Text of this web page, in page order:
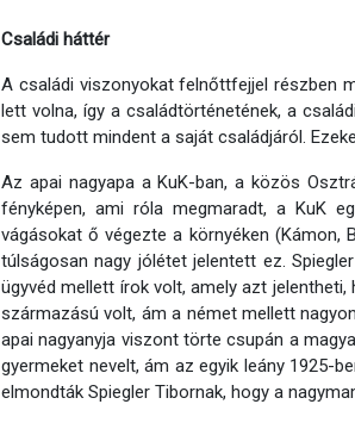
Családi háttér
A családi viszonyokat felnőttfejjel részben
lett volna, így a családtörténetének, a
sem tudott mindent a saját családjáról.
Az apai nagyapa a KuK-ban, a közös
fényképen, ami róla megmaradt, a KuK
vágásokat ő végezte a környéken (Kámon,
túlságosan nagy jólétet jelentett ez.
ügyvéd mellett írok volt, amely azt
származású volt, ám a német mellett
apai nagyanyja viszont törte csupán a
gyermeket nevelt, ám az egyik leány 1925-
elmondták Spiegler Tibornak, hogy a